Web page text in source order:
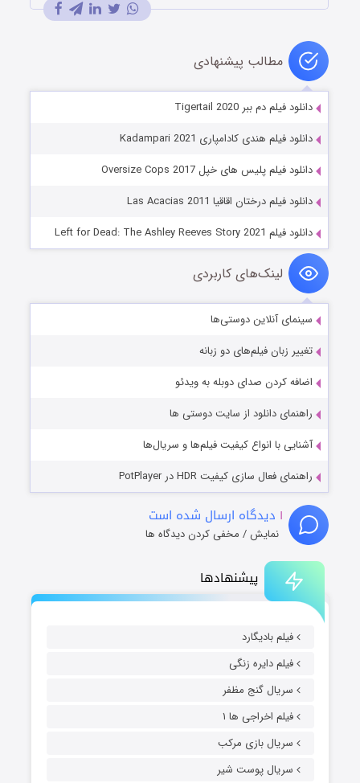
پیشنهادها
فیلم بادیگارد
فیلم دایره زنگی
سریال گنج مظفر
فیلم اخراجی ها ۱
سریال بازی مرکب
سریال پوست شیر
مطالب پیشنهادی
دانلود فیلم دم ببر Tigertail 2020
دانلود فیلم هندی کادامپاری Kadampari 2021
دانلود فیلم پلیس های خپل Oversize Cops 2017
دانلود فیلم درختان اقاقیا Las Acacias 2011
دانلود فیلم Left for Dead: The Ashley Reeves Story 2021
لینک‌های کاربردی
سینمای آنلاین دوستی‌ها
تغییر زبان فیلم‌های دو زبانه
اضافه کردن صدای دوبله به ویدئو
راهنمای دانلود از سایت دوستی ها
آشنایی با انواع کیفیت فیلم‌ها و سریال‌ها
راهنمای فعال سازی کیفیت HDR در PotPlayer
۱ دیدگاه ارسال شده است
نمایش / مخفی کردن دیدگاه ها